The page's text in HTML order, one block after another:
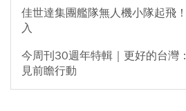
佳世達集團艦隊無人機小隊起飛
入
今周刊30週年特輯｜更好的台灣
見前瞻行動